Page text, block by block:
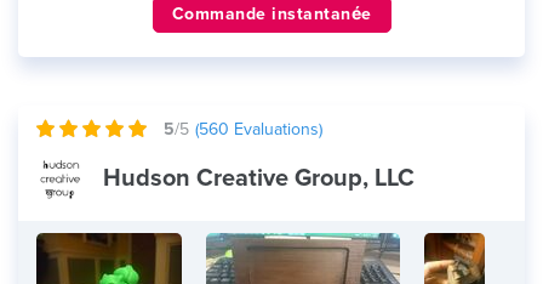
Commande instantanée
5/5 (560 Evaluations)
Hudson Creative Group, LLC